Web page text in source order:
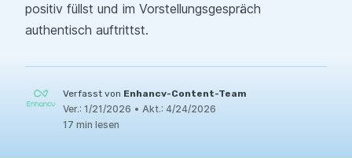
positiv füllst und im Vorstellungsgespräch
authentisch auftrittst.
Verfasst von Enhancv-Content-Team
Ver.: 1/21/2026 • Akt.: 4/24/2026
17 min lesen